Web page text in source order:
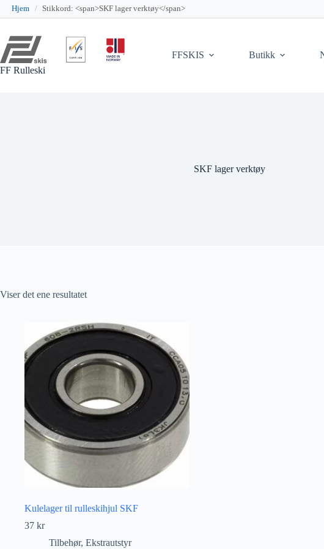
Hjem / Stikkord: <span>SKF lager verktøy</span>
innholdet
FF Rulleski
FFSKIS Butikk
SKF lager verktøy
Viser det ene resultatet
Kulelager til rulleskihjul SKF
37 kr
Tilbehør, Ekstrautstyr